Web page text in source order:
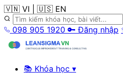
🇻🇳 VI 🇺🇸 EN
098 905 1920 🔑 Đăng nhập
📚 Khóa học ▾